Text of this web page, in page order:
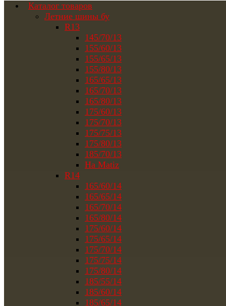
Каталог товаров
Летние шины бу
R13
145/70/13
155/60/13
155/65/13
155/80/13
165/65/13
165/70/13
165/80/13
175/60/13
175/70/13
175/75/13
175/80/13
185/70/13
На Matiz
R14
165/60/14
165/65/14
165/70/14
165/80/14
175/60/14
175/65/14
175/70/14
175/75/14
175/80/14
185/55/14
185/60/14
185/65/14